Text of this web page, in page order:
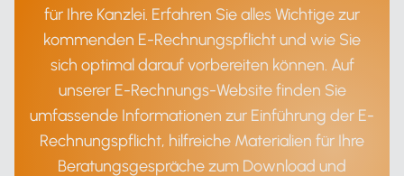
für Ihre Kanzlei. Erfahren Sie alles Wichtige zur
kommenden E-Rechnungspflicht und wie Sie
sich optimal darauf vorbereiten können. Auf
unserer E-Rechnungs-Website finden Sie
umfassende Informationen zur Einführung der E-
Rechnungspflicht, hilfreiche Materialien für Ihre
Beratungsgespräche zum Download und